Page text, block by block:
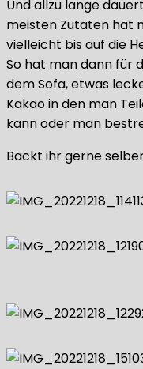
Und allzu lange
meisten Zutaten hat
vielleicht bis auf die
So hat man dann für
dem Sofa, etwas
Kakao in den man
kann oder man
Backt ihr gerne